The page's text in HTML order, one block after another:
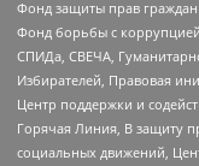
Фонд защиты прав
Фонд борьбы с
СПИДа, СВЕЧА,
Избирателей, Правовая
Центр поддержки и
Горячая Линия, В защиту
социальных движений,